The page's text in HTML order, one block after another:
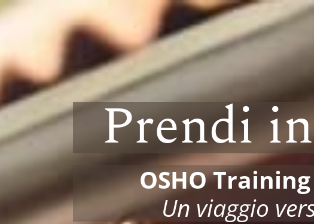
Prendi
OSHO
Un viaggio